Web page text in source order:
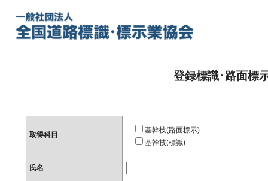
登録標識･路面標
取得科目
基幹技(路面標示)
基幹技(標識)
氏名